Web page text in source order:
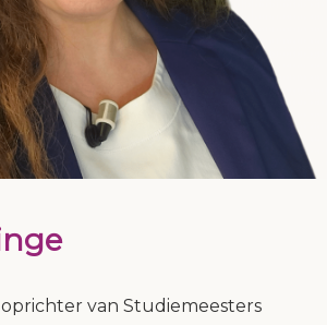
oprichter van Studiemeesters